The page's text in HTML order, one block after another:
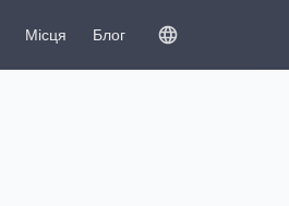
Місця Блог